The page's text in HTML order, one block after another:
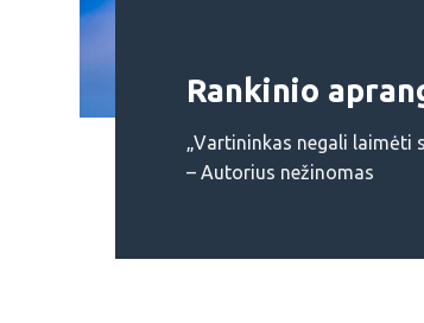
Rankinio
„Vartininkas negali
– Autorius nežinomas